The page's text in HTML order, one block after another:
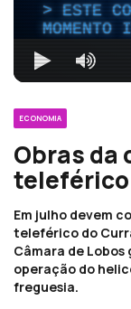
ESTE
MOMENTO
ECONOMIA
Obras da
Em julho devem
teleférico do
Câmara de
operação do
freguesia.